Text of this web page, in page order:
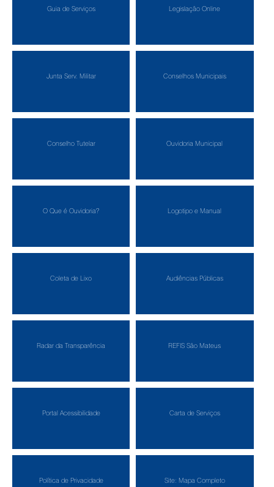
Guia de Serviços Legislação Online
Junta Serv. Militar Conselhos Municipais
Conselho Tutelar Ouvidoria Municipal
O Que é Ouvidoria? Logotipo e Manual
Coleta de Lixo Audiências Públicas
Radar da Transparência REFIS São Mateus
Portal Acessibilidade Carta de Serviços
Política de Privacidade Site: Mapa Completo